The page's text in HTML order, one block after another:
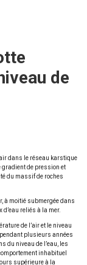
de
dans le réseau karstique
gradient de pression et
du massif de roches
à moitié submergée dans
reliés à la mer.
de l’air et le niveau
pendant plusieurs années
du niveau de l’eau, les
inhabituel
supérieure à la